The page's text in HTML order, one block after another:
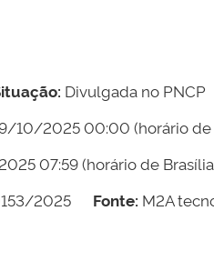
Divulgada no PNCP
10/2025 00:00 (horário de
07:59(horário de
2025 Fonte: M2A